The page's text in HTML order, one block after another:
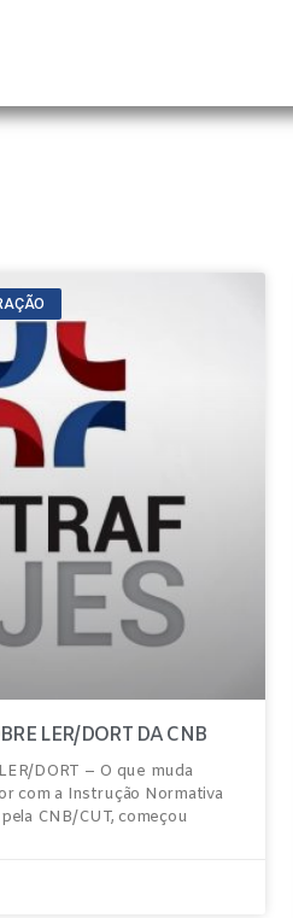
LER/DORT DA CNB
DORT – O que muda
com a Instrução Normativa
CNB/CUT, começou